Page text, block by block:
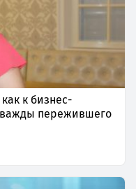
к бизнес-
пережившего